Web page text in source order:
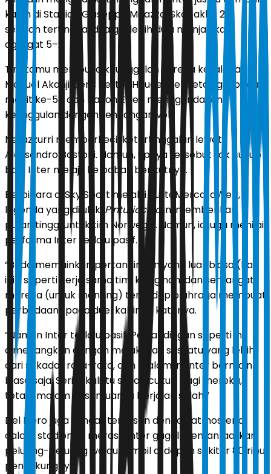
kalah di Stadion Giuseppe Meazza. Skor akhir 2–1
setelah tertinggal dua gol lebih dulu menjadikan
agregat 5–2.
Tim tamu membuka keunggulan karena kesalahan
Manuel Akanji. Jens Petter Hauge mencetak gol pada
menit ke-58 dan Hakon Evjen menggandakan
keunggulan dengan tendangan voli.
Nerazzurri memperkecil ketertinggalan lewat
Alessandro Bastoni. Namun, upaya tersebut tak cukup
bagi Inter melaju ke babak berikutnya.
Berbicara di Sky Sport melalui TuttoMercatoWeb,
legenda yang dijuluki Pinturicchio ini memberikan
pujian tinggi untuk tim Norwegia. Namun, ia juga menilai
performa Inter terlalu pasif.
“Bodo memainkan pertandingan yang luar biasa (hari
ini), seperti kerja sama tim, keinginan, dan semangat
mereka (untuk menang) terhadap olahraga membuat
perbedaan (pada duel kali ini),” katanya.
“Namun Inter terlalu pasif. Pertandingan seperti ini
dimenangkan dengan melakukan sesuatu yang lebih
dari sekadar rata-rata, dan malam ini Inter bermain
biasa saja. Seringkali itu sudah cukup bagi mereka,
tetapi malam ini semuanya berjalan salah.”
Del Piero juga sangat terkesan dengan atmosfer di
dalam stadion. Ia merasa Inter gagal memanfaatkan
peluang-peluang walau tampil di depan sekitar 80 ribu
pendukungnya.